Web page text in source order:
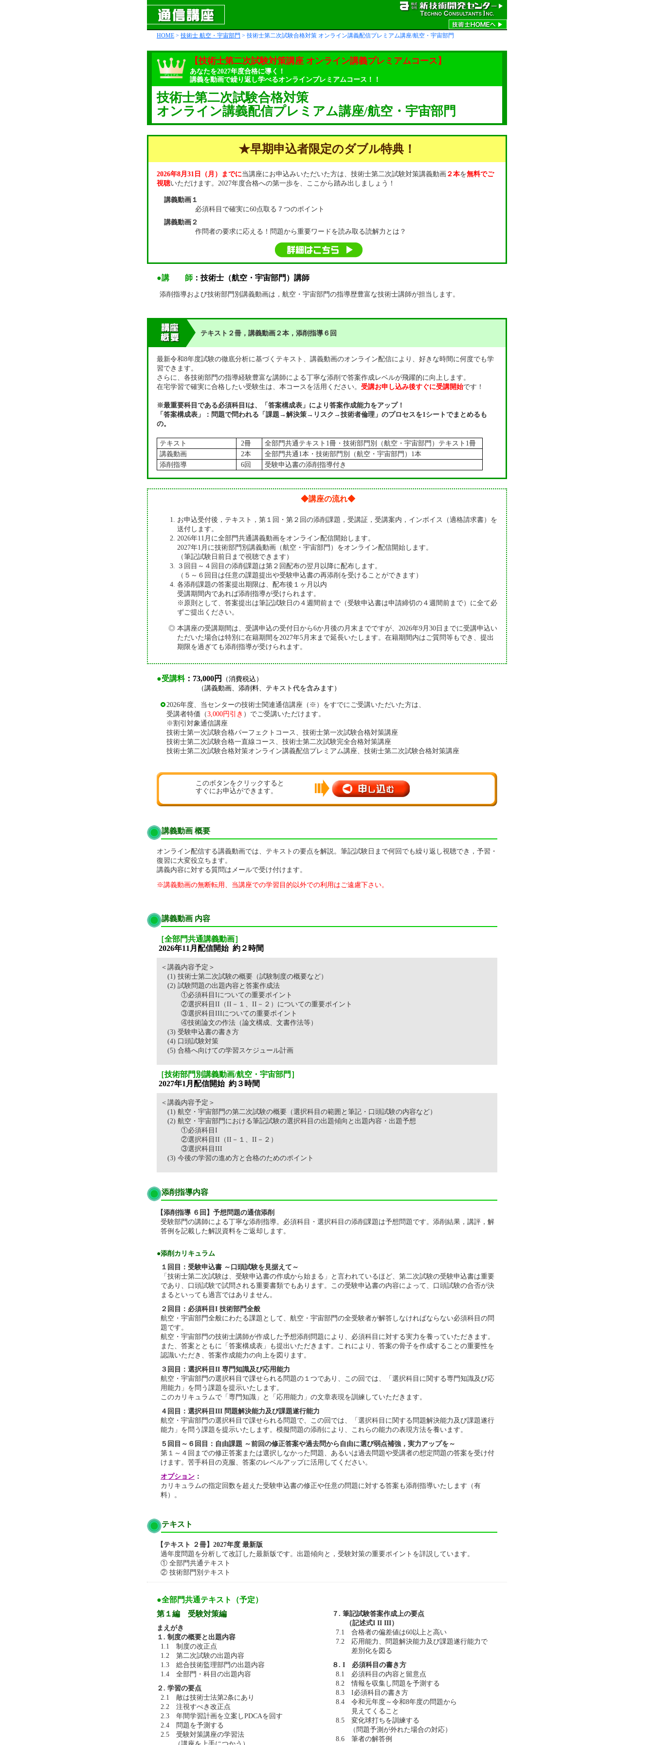
HOME > 技術士 航空・宇宙部門 > 技術士第二次試験合格対策 オンライン講義配信プレミアム講座/航空・宇宙部門
【技術士第二次試験対策講座 オンライン講義プレミアムコース】
あなたを2027年度合格に導く！
講義を動画で繰り返し学べるオンラインプレミアムコース！！
技術士第二次試験合格対策
オンライン講義配信プレミアム講座/航空・宇宙部門
★早期申込者限定のダブル特典！
2026年8月31日（月）までに当講座にお申込みいただいた方は、技術士第二次試験対策講義動画 ２本を無料でご
視聴いただけます。2027年度合格への第一歩を、ここから踏み出しましょう！
講義動画１
必須科目で確実に60点取る７つのポイント
講義動画２
作問者の要求に応える！問題から重要ワードを読み取る読解力とは？
●講 師 ：技術士（航空・宇宙部門）講師
添削指導および技術部門別講義動画は，航空・宇宙部門の指導歴豊富な技術士講師が担当します。
テキスト２冊，講義動画２本，添削指導６回
最新令和8年度試験の徹底分析に基づくテキスト、講義動画のオンライン配信により、好きな時間に何度でも学
習できます。
さらに、各技術部門の指導経験豊富な講師による丁寧な添削で答案作成レベルが飛躍的に向上します。
在宅学習で確実に合格したい受験生は、本コースを活用ください。 受講お申し込み後すぐに受講開始です！
※最重要科目である必須科目Iは、「答案構成表」により答案作成能力をアップ！
「答案構成表」：問題で問われる「課題→解決策→リスク→技術者倫理」のプロセスを1シートでまとめるも
の。
テキスト 2冊
全部門共通テキスト1冊・技術部門別（航空・宇宙部門）テキスト1冊
講義動画
2本
全部門共通1本・技術部門別（航空・宇宙部門）1本
添削指導
6回 受験申込書の添削指導付き
◆講座の流れ◆
お申込受付後，テキスト，第１回・第２回の添削課題，受講証，受講案内，インボイス（適格請求書）を
送付します。
2026年11月に全部門共通講義動画をオンライン配信開始します。
2027年1月に技術部門別講義動画（航空・宇宙部門）をオンライン配信開始します。
（筆記試験日前日まで視聴できます）
３回目～４回目の添削課題は第２回配布の翌月以降に配布します。
（５～６回目は任意の課題提出や受験申込書の再添削を受けることができます）
各添削課題の答案提出期限は、配布後１ヶ月以内
受講期間内であれば添削指導が受けられます。
※原則として、答案提出は筆記試験日の４週間前まで（受験申込書は申請締切の４週間前まで）に全て必
ずご提出ください。
本講座の受講期間は、受講申込の受付日から6か月後の月末までですが、2026年9月30日までに受講申込い
ただいた場合は特別に在籍期間を2027年5月末まで延長いたします。在籍期間内はご質問等もでき、提出
期限を過ぎても添削指導が受けられます。
●受講料：73,000円
（消費税込）
（講義動画、添削料、テキスト代を含みます）
2026年度、当センターの技術士関連通信講座（※）をすでにご受講いただいた方は、
受講者特価（3,000円引き ）でご受講いただけます。
※割引対象通信講座
技術士第一次試験合格パーフェクトコース、 技術士第一次試験合格対策講座
技術士第二次試験合格一直線コース、 技術士第二次試験完全合格対策講座
技術士第二次試験合格対策オンライン講義配信プレミアム講座、 技術士第二次試験合格対策講座
このボタンをクリックすると
すぐにお申込ができます。
講義動画 概要
オンライン配信する講義動画では、テキストの要点を解説。筆記試験日まで何回でも繰り返し視聴でき，予習・
復習に大変役立ちます。
講義内容に対する質問はメールで受け付けます。
※講義動画の無断転用、当講座での学習目的以外での利用はご遠慮下さい。
講義動画 内容
［全部門共通講義動画］
2026年11月配信開始 約２時間
＜講義内容予定＞
(1) 技術士第二次試験の概要（試験制度の概要など）
(2) 試験問題の出題内容と答案作成法
①必須科目Iについての重要ポイント
②選択科目II（II－１、II－２）についての重要ポイント
③選択科目IIIについての重要ポイント
④技術論文の作法（論文構成、文書作法等）
(3) 受験申込書の書き方
(4) 口頭試験対策
(5) 合格へ向けての学習スケジュール計画
［技術部門別講義動画/航空・宇宙部門］
2027年1月配信開始 約３時間
＜講義内容予定＞
(1) 航空・宇宙部門の第二次試験の概要（選択科目の範囲と筆記・口頭試験の内容など）
(2) 航空・宇宙部門における筆記試験の選択科目の出題傾向と出題内容・出題予想
①必須科目I
②選択科目II（II－１、II－２）
③選択科目III
(3) 今後の学習の進め方と合格のためのポイント
添削指導内容
【添削指導 ６回】予想問題の通信添削
受験部門の講師による丁寧な添削指導。必須科目・選択科目の添削課題は予想問題です。添削結果，講評，解
答例を記載した解説資料をご返却します。
●添削カリキュラム
１回目：受験申込書 ～口頭試験を見据えて～
「技術士第二次試験は、受験申込書の作成から始まる」と言われているほど、第二次試験の受験申込書は重要
であり、口頭試験で試問される重要書類でもあります。この受験申込書の内容によって、口頭試験の合否が決
まるといっても過言ではありません。
２回目：必須科目I 技術部門全般
航空・宇宙部門全般にわたる課題として、航空・宇宙部門の全受験者が解答しなければならない必須科目の問
題です。
航空・宇宙部門の技術士講師が作成した予想添削問題により、必須科目に対する実力を養っていただきます。
また、答案とともに「答案構成表」も提出いただきます。これにより、答案の骨子を作成することの重要性を
認識いただき、答案作成能力の向上を図ります。
３回目：選択科目II 専門知識及び応用能力
航空・宇宙部門の選択科目で課せられる問題の１つであり、この回では、「選択科目に関する専門知識及び応
用能力」を問う課題を提示いたします。
このカリキュラムで「専門知識」と「応用能力」の文章表現を訓練していただきます。
４回目：選択科目III 問題解決能力及び課題遂行能力
航空・宇宙部門の選択科目で課せられる問題で、この回では、「選択科目に関する問題解決能力及び課題遂行
能力」を問う課題を提示いたします。模擬問題の添削により、これらの能力の表現方法を養います。
５回目～６回目：自由課題 ～前回の修正答案や過去問から自由に選び弱点補強，実力アップを～
第１～４回までの修正答案または選択しなかった問題、あるいは過去問題や受講者の想定問題の答案を受け付
けます。苦手科目の克服、答案のレベルアップに活用してください。
オプション ：
カリキュラムの指定回数を超えた受験申込書の修正や任意の問題に対する答案も添削指導いたします（有
料）。
テキスト
【テキスト ２冊】2027年度 最新版
過年度問題を分析して改訂した最新版です。出題傾向と，受験対策の重要ポイントを詳説しています。
① 全部門共通テキスト
② 技術部門別テキスト
●全部門共通テキスト（予定）
第１編 受験対策編
まえがき
１. 制度の概要と出題内容
1.1 制度の改正点
1.2 第二次試験の出題内容
1.3 総合技術監理部門の出題内容
1.4 全部門・科目の出題内容
２. 学習の要点
2.1 敵は技術士法第2条にあり
2.2 注視すべき改正点
2.3 年間学習計画を立案しPDCAを回す
2.4 問題を予測する
2.5 受験対策講座の学習法
７. 筆記試験答案作成上の要点
（記述式I II III）
7.1 合格者の偏差値は60以上と高い
7.2 応用能力、問題解決能力及び課題遂行能力で
差別化を図る
８. I 必須科目の書き方
8.1 必須科目の内容と留意点
8.2 情報を収集し問題を予測する
8.3 I必須科目の書き方
8.4 令和元年度～令和8年度の問題から
見えてくること
8.5 変化球打ちを訓練する
（問題予測が外れた場合の対応）
8.6 筆者の解答例